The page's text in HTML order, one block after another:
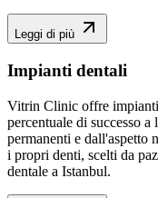
Leggi di più
Impianti dentali
Vitrin Clinic offre
percentuale di successo
permanenti e dall'aspetto
i propri denti, scelti da
dentale a Istanbul.